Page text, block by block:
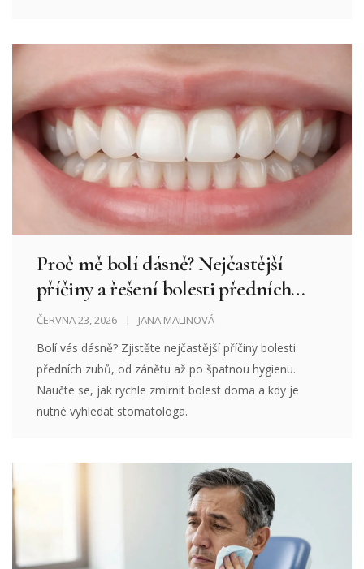
Proč mě bolí dásně? Nejčastější
příčiny a řešení bolesti předních
zubů
ČERVNA 23, 2026 JANA MALINOVÁ
Bolí vás dásně? Zjistěte nejčastější příčiny bolesti
předních zubů, od zánětu až po špatnou hygienu.
Naučte se, jak rychle zmírnit bolest doma a kdy je
nutné vyhledat stomatologa.